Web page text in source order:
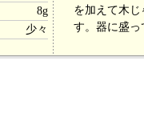
8g
少々
を加えて木
す。器に盛